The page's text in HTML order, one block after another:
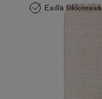
Esillä liikkeessä